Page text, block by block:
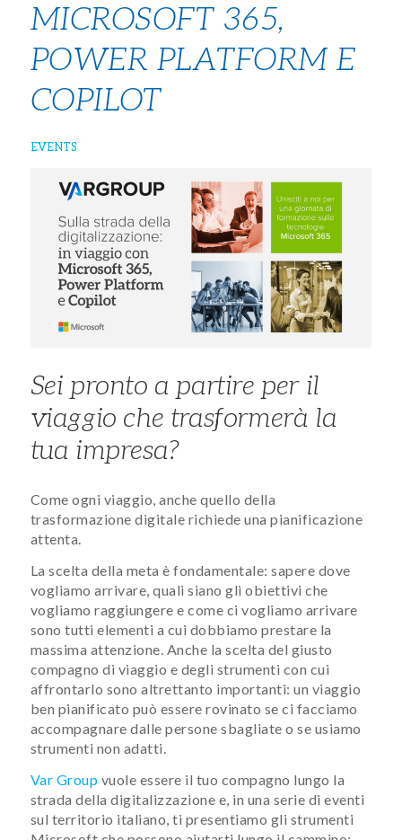
MICROSOFT 365,
POWER PLATFORM E
COPILOT
EVENTS
Sei pronto a partire per il
viaggio che trasformerà la
tua impresa?
Come ogni viaggio, anche quello della
trasformazione digitale richiede una pianificazione
attenta.
La scelta della meta è fondamentale: sapere dove
vogliamo arrivare, quali siano gli obiettivi che
vogliamo raggiungere e come ci vogliamo arrivare
sono tutti elementi a cui dobbiamo prestare la
massima attenzione. Anche la scelta del giusto
compagno di viaggio e degli strumenti con cui
affrontarlo sono altrettanto importanti: un viaggio
ben pianificato può essere rovinato se ci facciamo
accompagnare dalle persone sbagliate o se usiamo
strumenti non adatti.
Var Group vuole essere il tuo compagno lungo la
strada della digitalizzazione e, in una serie di eventi
sul territorio italiano, ti presentiamo gli strumenti